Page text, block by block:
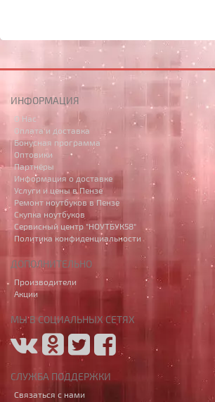
ИНФОРМАЦИЯ
О Нас
Оплата и доставка
Бонусная программа
Оптовики
Партнёры
Информация о доставке
Услуги и цены в Пензе
Ремонт ноутбуков в Пензе
Скупка ноутбуков
Сервисный центр "НОУТБУК58"
Политика конфиденциальности
ДОПОЛНИТЕЛЬНО
Производители
Акции
МЫ В СОЦИАЛЬНЫХ СЕТЯХ
СЛУЖБА ПОДДЕРЖКИ
Связаться с нами